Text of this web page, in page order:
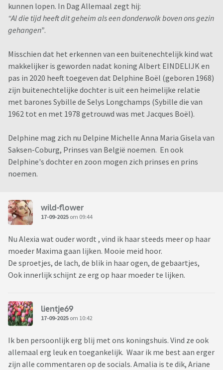
kunnen lopen. In Dag Allemaal zegt hij:
“Al die tijd heeft dit geheim als een donderwolk boven ons gezin
gehangen”.
Misschien dat het erkennen van een buitenechtelijk kind wat
makkelijker is geworden nadat koning Albert EINDELIJK en
pas in 2020 heeft toegeven dat Delphine Boël (geboren 1968)
zijn buitenechtelijke dochter is uit een heimelijke relatie
met barones Sybille de Selys Longchamps (Sybille die van
1962 tot en met 1978 getrouwd was met Jacques Boël).
Delphine mag zich nu Delpine Michelle Anna Maria Gisela van
Saksen-Coburg, Prinses van België noemen. En ook
Delphine's dochter en zoon mogen zich prinses en prins
noemen.
wild-flower
17-09-2025 om 09:44
Nu Alexia wat ouder wordt , vind ik haar steeds meer op haar
moeder Maxima gaan lijken. Mooie meid hoor.
De sproetjes, de lach, de blik in haar ogen, de gebaartjes,
Ook innerlijk schijnt ze erg op haar moeder te lijken.
lientje69
17-09-2025 om 10:42
Ik ben persoonlijk erg blij met ons koningshuis. Vind ze ook
allemaal erg leuk en toegankelijk. Waar ik me best aan erger
zijn alle commentaren op de socials. Amalia is te dik, Ariane